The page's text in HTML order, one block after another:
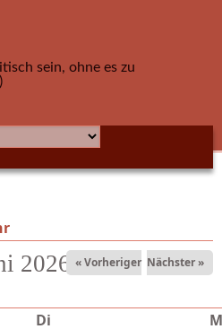
sein, ohne es zu
2026 « Vorheriger Nächster »
Di